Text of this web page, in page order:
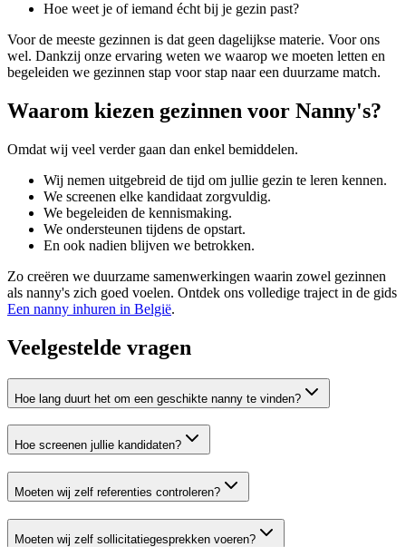
Hoe weet je of iemand écht bij je gezin past?
Voor de meeste gezinnen is dat geen dagelijkse materie. Voor ons
wel. Dankzij onze ervaring weten we waarop we moeten letten en
begeleiden we gezinnen stap voor stap naar een duurzame match.
Waarom kiezen gezinnen voor Nanny's?
Omdat wij veel verder gaan dan enkel bemiddelen.
Wij nemen uitgebreid de tijd om jullie gezin te leren kennen.
We screenen elke kandidaat zorgvuldig.
We begeleiden de kennismaking.
We ondersteunen tijdens de opstart.
En ook nadien blijven we betrokken.
Zo creëren we duurzame samenwerkingen waarin zowel gezinnen
als nanny's zich goed voelen. Ontdek ons volledige traject in de gids
Een nanny inhuren in België.
Veelgestelde vragen
Hoe lang duurt het om een geschikte nanny te vinden?
Hoe screenen jullie kandidaten?
Moeten wij zelf referenties controleren?
Moeten wij zelf sollicitatiegesprekken voeren?